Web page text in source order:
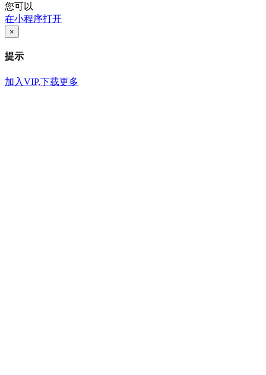
您可以
在小程序打开
×
提示
加入VIP,下载更多